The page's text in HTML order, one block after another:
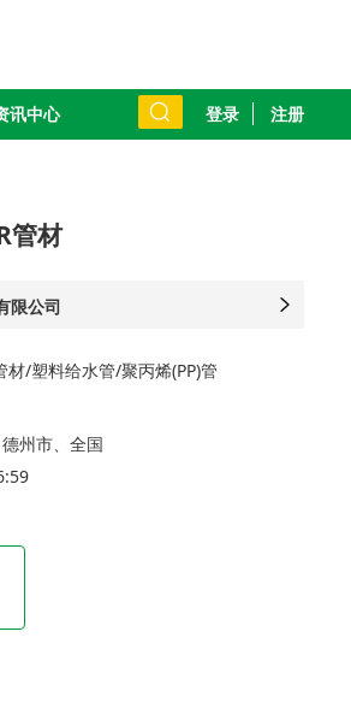
讯中心 登录 注册
管材
限公司
/塑料给水管/聚丙烯(PP)管
州市、全国